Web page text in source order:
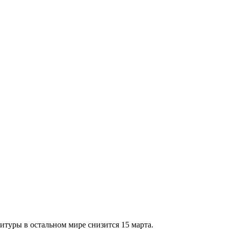
в остальном мире снизится 15 марта.